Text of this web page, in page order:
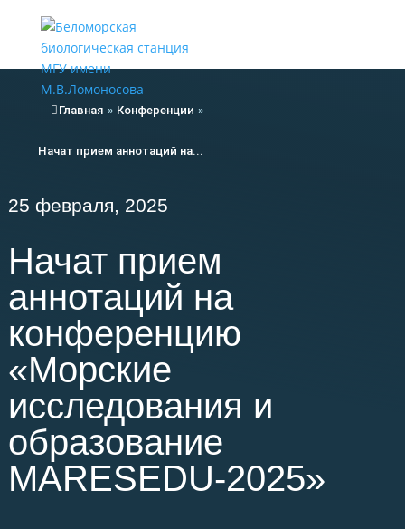
Главная » Конференции »
Начат прием аннотаций на...
25 февраля, 2025
Начат прием
аннотаций на
конференцию
«Морские
исследования и
образование
MARESEDU-2025»